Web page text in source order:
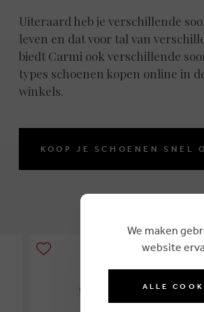
Uiteraard heb je verschillende
leven en dat voor tal van
biedt Carmi ook verschillende
types schoenen kopen online in
winkels.
KOOP JE SCHOENEN SNEL
We maken
website
ALLE